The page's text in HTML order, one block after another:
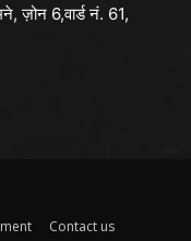
ज़ोन 6,वार्ड नं. 61,
Contact us